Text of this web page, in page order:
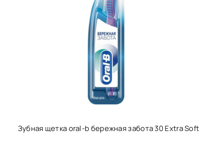
Зубная щетка oral-b бережная забота 30 Extra Soft